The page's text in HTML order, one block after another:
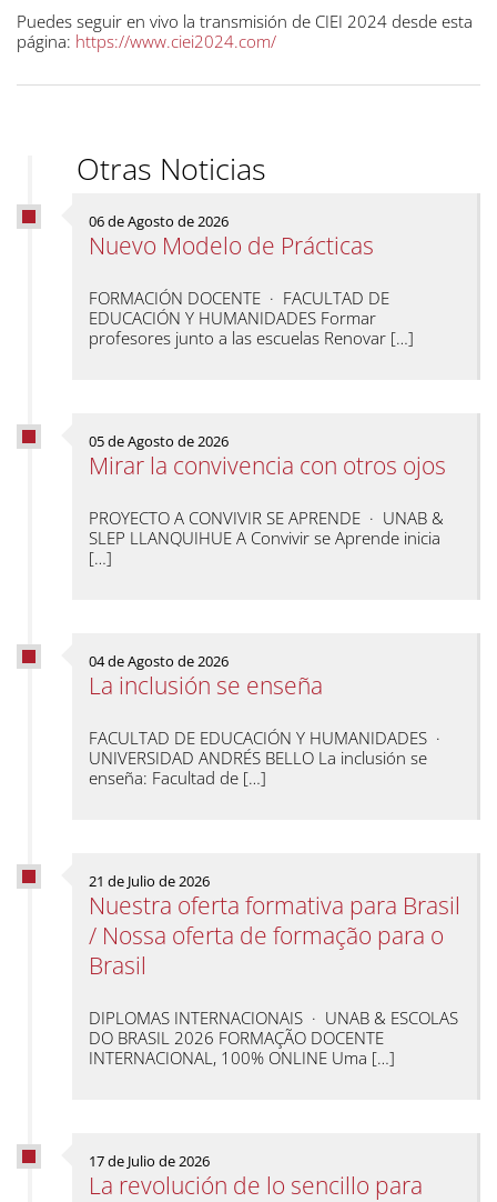
Puedes seguir en vivo la transmisión de CIEI 2024 desde esta
página: https://www.ciei2024.com/
Otras Noticias
06 de Agosto de 2026
Nuevo Modelo de Prácticas
FORMACIÓN DOCENTE · FACULTAD DE
EDUCACIÓN Y HUMANIDADES Formar
profesores junto a las escuelas Renovar […]
05 de Agosto de 2026
Mirar la convivencia con otros ojos
PROYECTO A CONVIVIR SE APRENDE · UNAB &
SLEP LLANQUIHUE A Convivir se Aprende inicia
[…]
04 de Agosto de 2026
La inclusión se enseña
FACULTAD DE EDUCACIÓN Y HUMANIDADES ·
UNIVERSIDAD ANDRÉS BELLO La inclusión se
enseña: Facultad de […]
21 de Julio de 2026
Nuestra oferta formativa para Brasil
/ Nossa oferta de formação para o
Brasil
DIPLOMAS INTERNACIONAIS · UNAB & ESCOLAS
DO BRASIL 2026 FORMAÇÃO DOCENTE
INTERNACIONAL, 100% ONLINE Uma […]
17 de Julio de 2026
La revolución de lo sencillo para